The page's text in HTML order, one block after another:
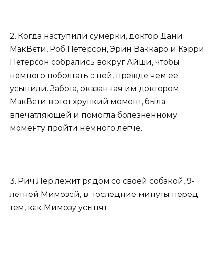
2. Когда наступили сумерки, доктор Дани
МакВети, Роб Петерсон, Эрин Ваккаро и Кэрри
Петерсон собрались вокруг Айши, чтобы
немного поболтать с ней, прежде чем ее
усыпили. Забота, оказанная им доктором
МакВети в этот хрупкий момент, была
впечатляющей и помогла болезненному
моменту пройти немного легче.
3. Рич Лер лежит рядом со своей собакой, 9-
летней Мимозой, в последние минуты перед
тем, как Мимозу усыпят.